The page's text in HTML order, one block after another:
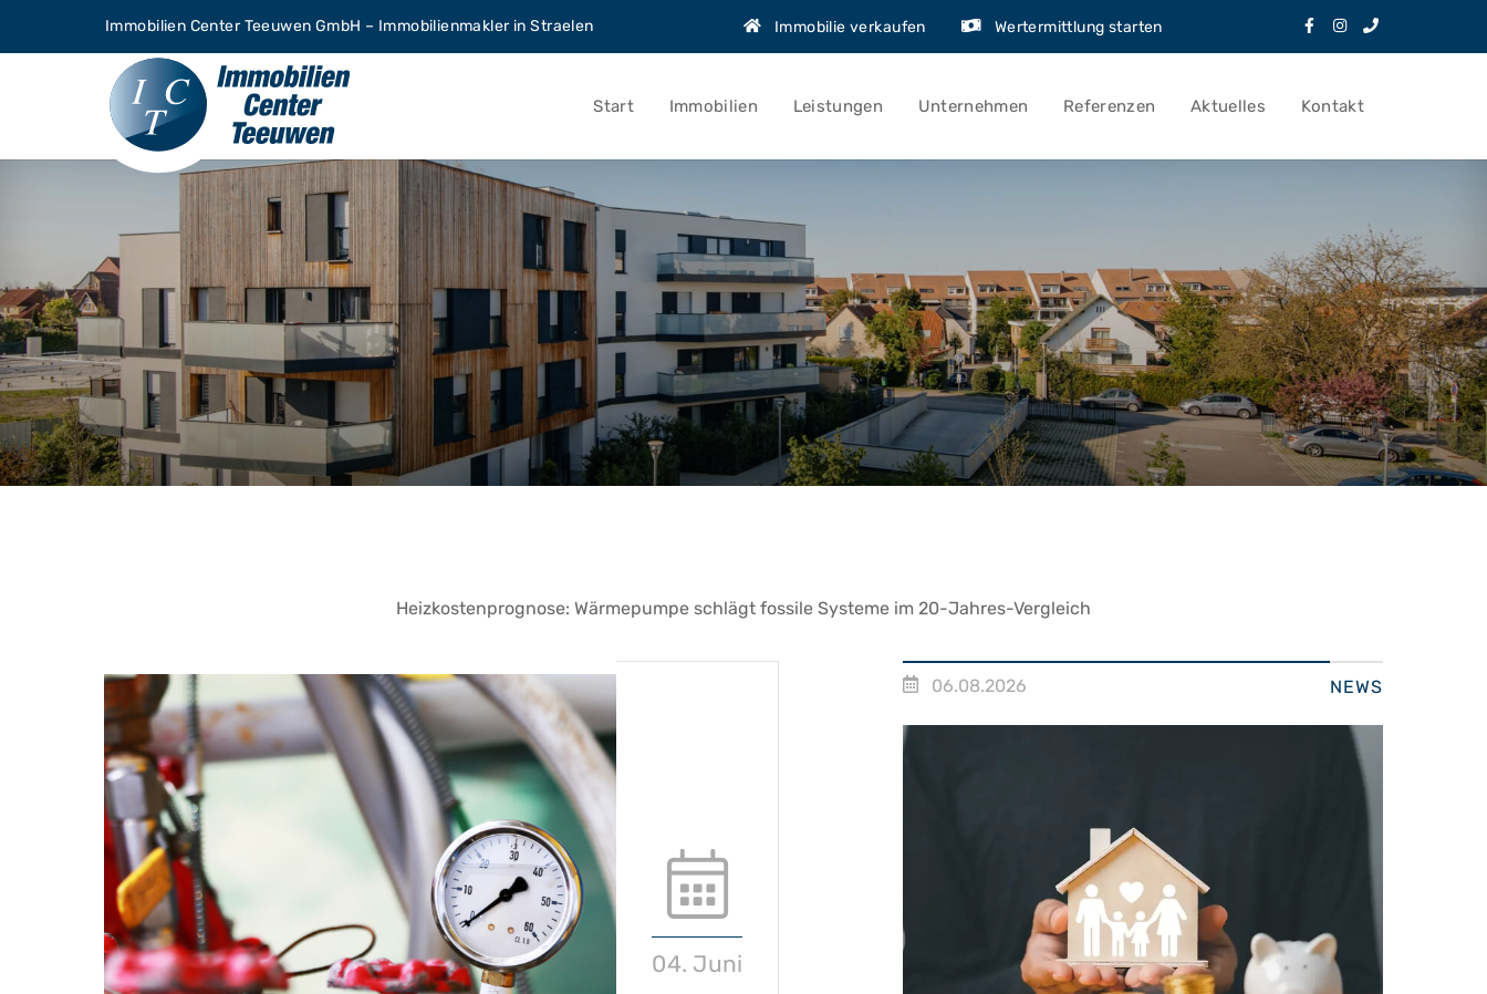
Inhalt
Immobilien Center Teeuwen GmbH – Immobilienmakler in Straelen Immobilie verkaufen Wertermittlung starten
Start Immobilien Leistungen Unternehmen Referenzen Aktuelles Kontakt
Heizkostenprognose: Wärmepumpe schlägt fossile Systeme im 20-Jahres-Vergleich
04. Juni
06.08.2026 NEWS